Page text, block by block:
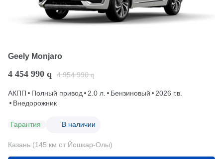
Geely Monjaro
4 454 990 q 4 954 990 q
АКПП Полный привод 2.0 л. Бензиновый
2026 г.в.
Внедорожник
Гарантия В наличии
Казань (145 км от Йошкар-Олы)